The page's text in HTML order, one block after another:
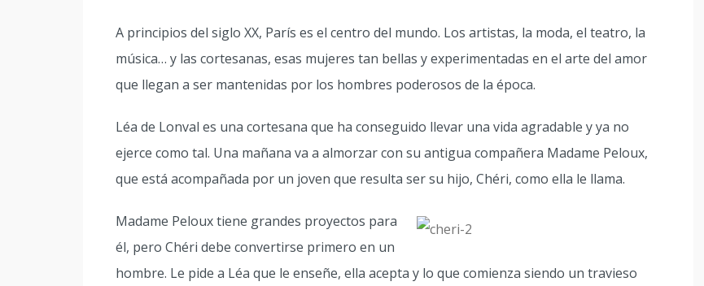
A principios del siglo XX, París es el centro del mundo. Los artistas, la moda, el teatro, la
música… y las cortesanas, esas mujeres tan bellas y experimentadas en el arte del amor
que llegan a ser mantenidas por los hombres poderosos de la época.
Léa de Lonval es una cortesana que ha conseguido llevar una vida agradable y ya no
ejerce como tal. Una mañana va a almorzar con su antigua compañera Madame Peloux,
que está acompañada por un joven que resulta ser su hijo, Chéri, como ella le llama.
Madame Peloux tiene grandes proyectos para
él, pero Chéri debe convertirse primero en un
hombre. Le pide a Léa que le enseñe, ella acepta y lo que comienza siendo un travieso